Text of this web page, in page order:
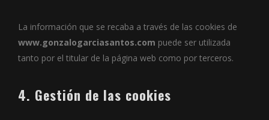
La información que se recaba a través de las cookies de
www.gonzalogarciasantos.com puede ser utilizada
tanto por el titular de la página web como por terceros.
4. Gestión de las cookies